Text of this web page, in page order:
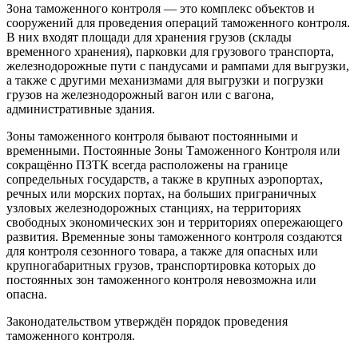
Зона таможенного контроля — это комплекс объектов и
сооружений для проведения операций таможенного контроля.
В них входят площади для хранения грузов (склады
временного хранения), парковки для грузового транспорта,
железнодорожные пути с пандусами и рампами для выгрузки,
а также с другими механизмами для выгрузки и погрузки
грузов на железнодорожный вагон или с вагона,
административные здания.
Зоны таможенного контроля бывают постоянными и
временными. Постоянные Зоны Таможенного Контроля или
сокращённо ПЗТК всегда расположены на границе
сопредельных государств, а также в крупных аэропортах,
речных или морских портах, на больших приграничных
узловых железнодорожных станциях, на территориях
свободных экономических зон и территориях опережающего
развития. Временные зоны таможенного контроля создаются
для контроля сезонного товара, а также для опасных или
крупногабаритных грузов, транспортировка которых до
постоянных зон таможенного контроля невозможна или
опасна.
Законодательством утверждён порядок проведения
таможенного контроля.